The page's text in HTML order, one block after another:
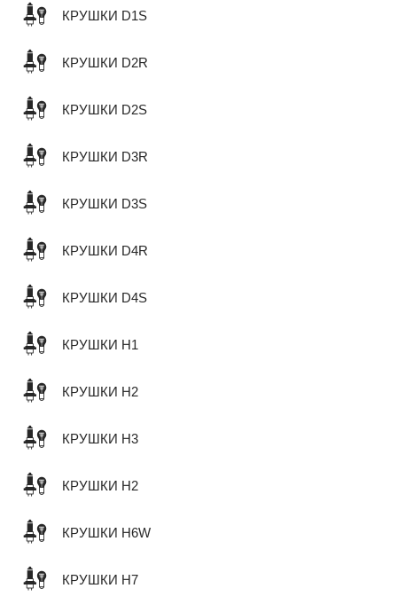
КРУШКИ D1S
КРУШКИ D2R
КРУШКИ D2S
КРУШКИ D3R
КРУШКИ D3S
КРУШКИ D4R
КРУШКИ D4S
КРУШКИ H1
КРУШКИ H2
КРУШКИ H3
КРУШКИ H2
КРУШКИ H6W
КРУШКИ H7